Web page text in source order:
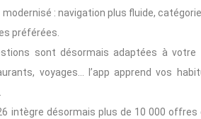
modernisé : navigation plus fluide,
préférées.
sont désormais adaptées à votre
voyages… l’app apprend vos
intègre désormais plus de 10 000